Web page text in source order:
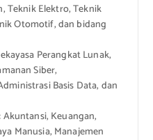
Teknik Elektro, Teknik
Otomotif, dan bidang
Perangkat Lunak,
Siber,
Basis Data, dan
Akuntansi, Keuangan,
Manusia, Manajemen